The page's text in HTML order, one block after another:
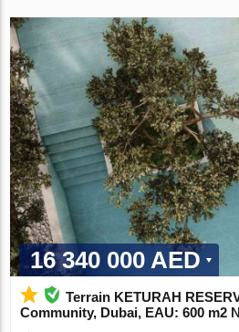
16 340 000 AED
Terrain KETURAH
Community, Dubai, EAU: 600 m2